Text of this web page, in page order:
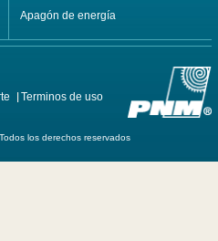
Apagón de energía
Terminos de uso
los derechos reservados